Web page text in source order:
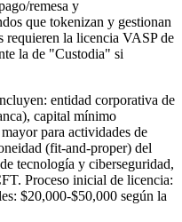
remesa y
que tokenizan y gestionan
requieren la licencia VASP de
la de "Custodia" si
entidad corporativa de
capital mínimo
para actividades de
(fit-and-proper) del
tecnología y ciberseguridad,
Proceso inicial de licencia:
$20,000-$50,000 según la